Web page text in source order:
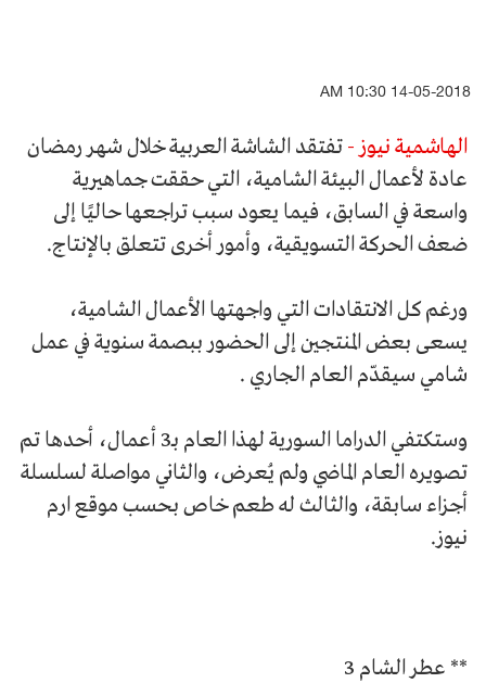
14-05-2018 10:30 AM
الهاشمية نيوز - تفتقد الشاشة العربية خلال شهر رمضان
عادة لأعمال البيئة الشامية، التي حققت جماهيرية
واسعة في السابق، فيما يعود سبب تراجعها حاليًا إلى
ضعف الحركة التسويقية، وأمور أخرى تتعلق بالإنتاج.
ورغم كل الانتقادات التي واجهتها الأعمال الشامية،
يسعى بعض المنتجين إلى الحضور ببصمة سنوية في عمل
شامي سيقدّم العام الجاري .
وستكتفي الدراما السورية لهذا العام بـ3 أعمال، أحدها تم
تصويره العام الماضي ولم يُعرض، والثاني مواصلة لسلسلة
أجزاء سابقة، والثالث له طعم خاص بحسب موقع ارم
نيوز.
** عطر الشام 3